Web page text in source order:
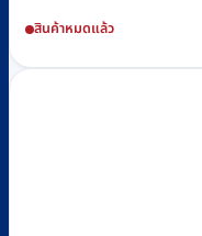
was:
฿5,200.
is:
฿4,290.
สินค้าหมดแล้ว